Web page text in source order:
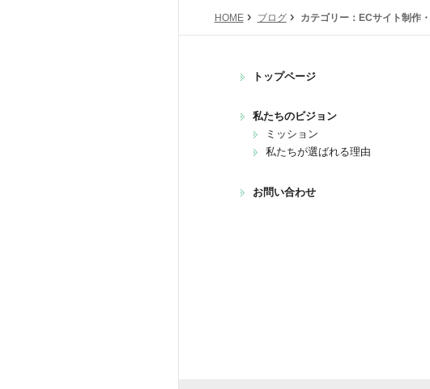
HOME› ブログ› カテゴリー：ECサイト制作
トップページ
私たちのビジョン
ミッション
私たちが選ばれる理由
お問い合わせ